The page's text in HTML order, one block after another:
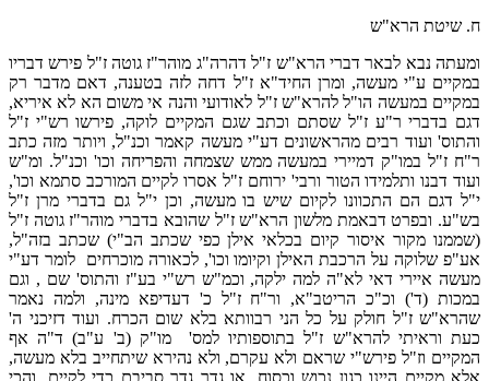
ח. שיטת הרא"ש
ומעתה נבא לבאר דברי הרא"ש ז"ל דהרה"ג מוהר"ז גוטה ז"ל פירש דבריו
במקיים ע"י מעשה, ומרן החיד"א ז"ל דחה לזה בטענה, דאם מדבר רק
במקיים במעשה הו"ל להרא"ש ז"ל לאודועי והנה אי משום הא לא איריא,
דגם בדברי ר"ע ז"ל שסתם וכתב שגם המקיים לוקה, פירשו רש"י ז"ל
והתוס' ועוד רבים מהראשונים דע"י מעשה קאמר וכנ"ל, ויותר מזה כתב
ר"ח ז"ל במו"ק דמיירי במעשה ממש שצמחה והפריחה וכו' וכנ"ל. ומ"ש
ועוד דבנו ותלמידו הטור ורבי' ירוחם ז"ל אסרו לקיים המורכב סתמא וכו',
י"ל דגם הם התכוונו לקיום שיש בו מעשה, וכן י"ל גם בדברי מרן ז"ל
בש"ע. ובפרט דבאמת מלשון הרא"ש ז"ל שהובא בדברי מוהר"ז גוטה ז"ל
(שממנו מקור איסור קיום בכלאי אילן כפי שכתב הב"י) שכתב בזה"ל,
אע"פ שלוקה על הרכבת האילן וקיומו וכו', לכאורה מוכרחים לומר דע"י
מעשה איירי דאי לא"ה למה ילקה, וכמ"ש רש"י בע"ז והתוס' שם , וגם
במכות (ד') וכ"כ הריטב"א, ור"ח ז"ל כ' דעדיפא מינה, ולמה נאמר
שהרא"ש ז"ל חולק על כל הני רבוותא בלא שום הכרח. ועוד דזיכני ה'
כעת וראיתי להרא"ש ז"ל בתוספותיו למס' מו"ק (ב' ע"ב) ד"ה אף
המקיים וז"ל פירש"י שראם ולא עקרם, ולא נהירא שיתחייב בלא מעשה,